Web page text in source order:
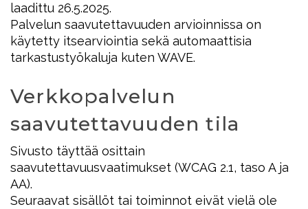
laadittu 26.5.2025.
Palvelun saavutettavuuden arvioinnissa on
käytetty itsearviointia sekä automaattisia
tarkastustyökaluja kuten WAVE.
Verkkopalvelun
saavutettavuuden tila
Sivusto täyttää osittain
saavutettavuusvaatimukset (WCAG 2.1, taso A ja
AA).
Seuraavat sisällöt tai toiminnot eivät vielä ole